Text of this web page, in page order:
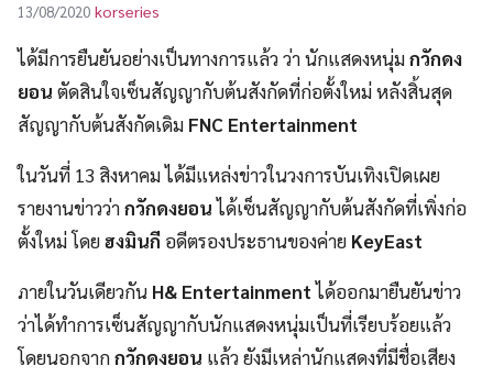
13/08/2020 korseries
ได้มีการยืนยันอย่างเป็นทางการแล้ว ว่า นักแสดงหนุ่มกวักดง
ยอน ตัดสินใจเซ็นสัญญากับต้นสังกัดที่ก่อตั้งใหม่ หลังสิ้นสุด
สัญญากับต้นสังกัดเดิม FNC Entertainment
ในวันที่ 13 สิงหาคม ได้มีแหล่งข่าวในวงการบันเทิงเปิดเผย
รายงานข่าวว่ากวักดงยอนได้เซ็นสัญญากับต้นสังกัดที่เพิ่งก่อ
ตั้งใหม่ โดยฮงมินกี อดีตรองประธานของค่าย KeyEast
ภายในวันเดียวกัน H& Entertainmentได้ออกมายืนยันข่าว
ว่าได้ทำการเซ็นสัญญากับนักแสดงหนุ่มเป็นที่เรียบร้อยแล้ว
โดยนอกจากกวักดงยอน แล้ว ยังมีเหล่านักแสดงที่มีชื่อเสียง